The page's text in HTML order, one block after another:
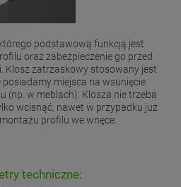
podstawową funkcją jest
oraz zabezpieczenie go przed
Klosz zatrzaskowy stosowany jest
miejsca na wsunięcie
(np. w meblach). Klosza nie trzeba
wcisnąć, nawet w przypadku już
profilu we wnęce.
techniczne: